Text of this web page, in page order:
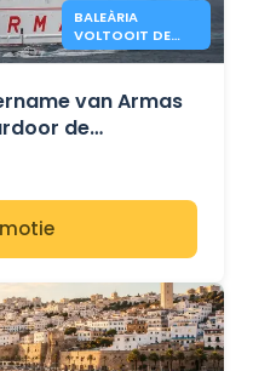
BALEÀRIA
VOLTOOIT DE
OVERNAME VAN
van Armas
de
Spanje en Noord-